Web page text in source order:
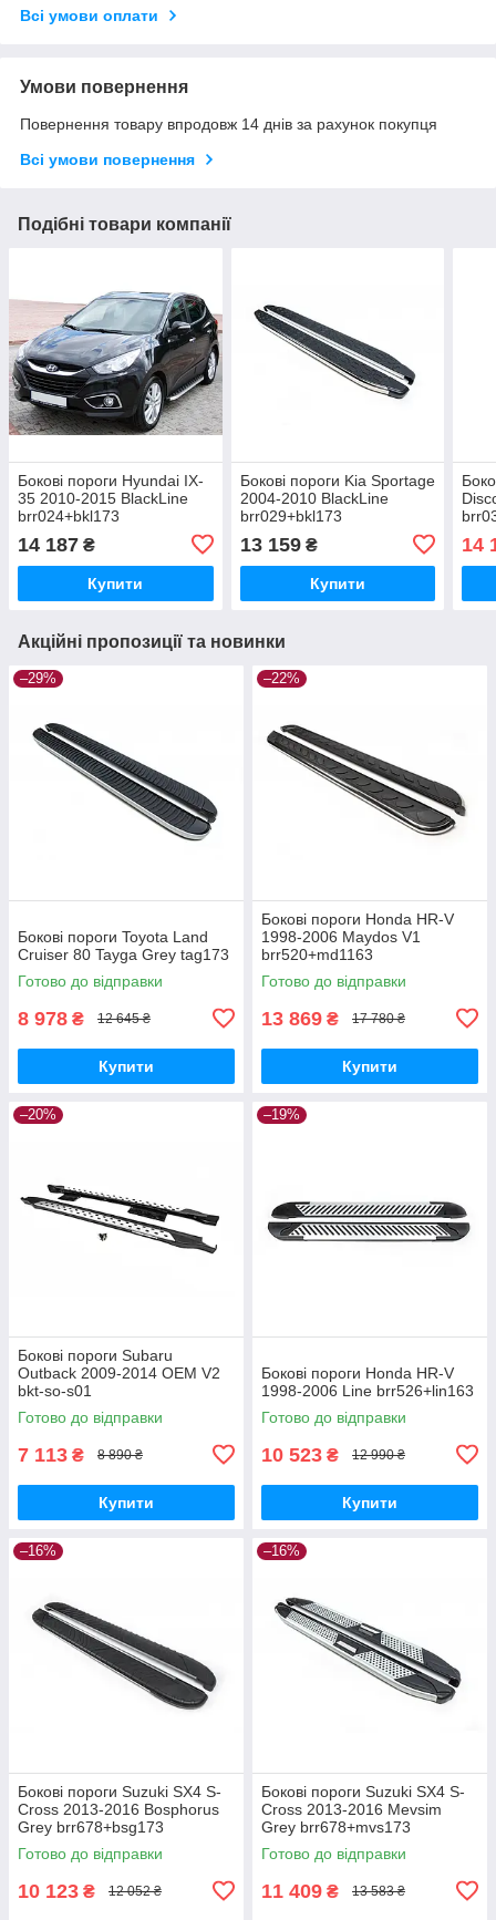
Всі умови оплати
Умови повернення
Повернення товару впродовж 14 днів за рахунок покупця
Всі умови повернення
Подібні товари компанії
Бокові пороги Hyundai IX-
35 2010-2015 BlackLine
brr024+bkl173
14 187 ₴
Купити
Бокові пороги Kia Sportage
2004-2010 BlackLine
brr029+bkl173
13 159₴
Купити
14
Акційні пропозиції та новинки
–29%
Бокові пороги Toyota Land
Cruiser 80 Tayga Grey tag173
Готово до відправки
8 978 ₴ 12 645 ₴
Купити
–22%
Бокові пороги Honda HR-V
1998-2006 Maydos V1
brr520+md1163
Готово до відправки
13 869 ₴ 17 780 ₴
Купити
–20%
Бокові пороги Subaru
Outback 2009-2014 OEM V2
bkt-so-s01
Готово до відправки
7 113 ₴ 8 890 ₴
Купити
–19%
Бокові пороги Honda HR-V
1998-2006 Line brr526+lin163
Готово до відправки
10 523 ₴ 12 990 ₴
Купити
–16%
Бокові пороги Suzuki SX4 S-
Cross 2013-2016 Bosphorus
Grey brr678+bsg173
Готово до відправки
10 123 ₴ 12 052 ₴
–16%
Бокові пороги Suzuki SX4 S-
Cross 2013-2016 Mevsim
Grey brr678+mvs173
Готово до відправки
11 409 ₴ 13 583 ₴